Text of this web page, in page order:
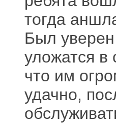
тогда
Был
уложатся в
что им
удачно,